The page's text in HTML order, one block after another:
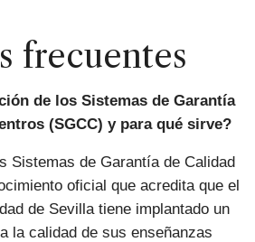
frecuentes
de los Sistemas de Garantía
(SGCC) y para qué sirve?
Sistemas de Garantía de Calidad
oficial que acredita que el
de Sevilla tiene implantado un
la calidad de sus enseñanzas